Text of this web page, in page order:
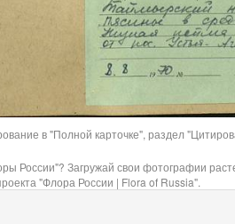
в "Полной карточке", раздел
России"? Загружай свои фотографии
"Флора России | Flora of Russia".